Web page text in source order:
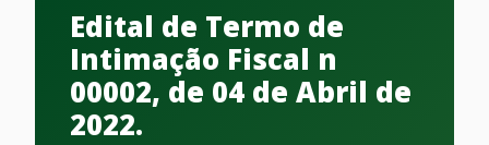
Edital de Termo de
Intimação Fiscal n
00002, de 04 de Abril de
2022.